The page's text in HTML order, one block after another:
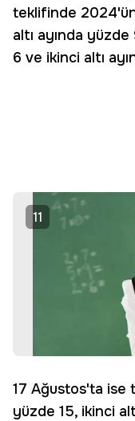
teklifinde 2024'ün
altı ayında
6 ve ikinci altı
11
17 Ağustos'ta ise
yüzde 15, ikinci